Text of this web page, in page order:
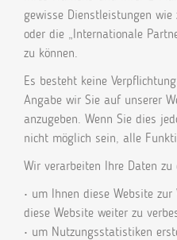
gewisse Dienstleistungen
oder die „Internationale
zu können.
Es besteht keine
Angabe wir Sie auf unserer
anzugeben. Wenn Sie dies
nicht möglich sein, alle
Wir verarbeiten Ihre Daten zu
• um Ihnen diese Website
diese Website weiter zu
• um Nutzungsstatistiken